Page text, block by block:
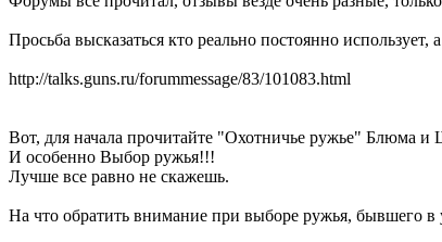
Просьба высказаться кто реально постоянно
http://talks.guns.ru/forummessage/83/101083.html
Вот, для начала прочитайте "Охотничье ружье" Блюма
И особенно Выбор ружья!!!
Лучше все равно не скажешь.
На что обратить внимание при выборе ружья, бывшего в